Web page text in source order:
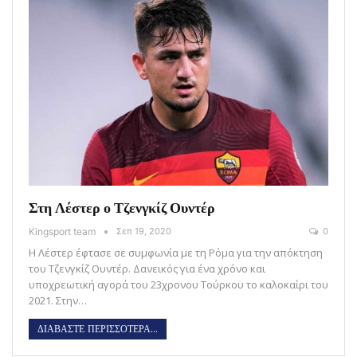
Στη Λέστερ ο Τζενγκίζ Ουντέρ
Kingsport team Σεπ 19, 2020 0
Η Λέστερ έφτασε σε συμφωνία με τη Ρόμα για την απόκτηση
του Τζενγκίζ Ουντέρ. Δανεικός για ένα χρόνο και
υποχρεωτική αγορά του 23χρονου Τούρκου το καλοκαίρι του
2021. Στην…
ΔΙΑΒΑΣΤΕ ΠΕΡΙΣΣΟΤΕΡΑ...